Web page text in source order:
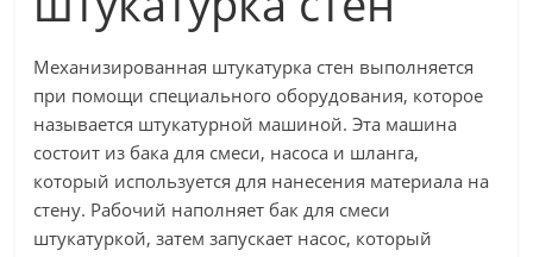
Механизированная штукатурка стен выполняется
при помощи специального оборудования, которое
называется штукатурной машиной. Эта машина
состоит из бака для смеси, насоса и шланга,
который используется для нанесения материала на
стену. Рабочий наполняет бак для смеси
штукатуркой, затем запускает насос, который